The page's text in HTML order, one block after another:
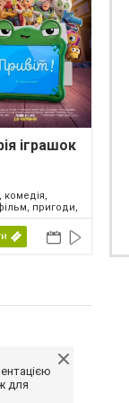
іграшок
пригоди,
фентезі,
для